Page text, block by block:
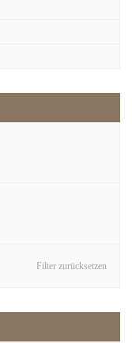
Filter zurücksetzen